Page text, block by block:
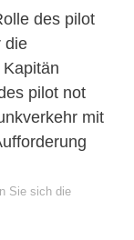
des pilot
die
pilot not
mit
Sie sich die